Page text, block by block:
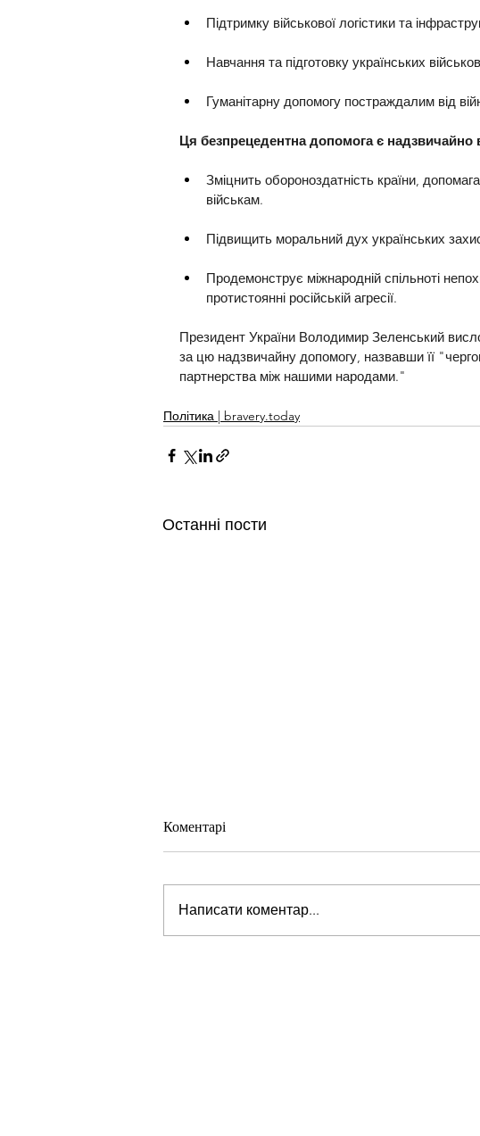
Підтримку військової логістики та
Навчання та підготовку українських
Гуманітарну допомогу постраждалим від
Ця безпрецедентна допомога є
Зміцнить обороноздатність країни,
військам.
Підвищить моральний дух українських
Продемонструє міжнародній спільноті
протистоянні російській агресії.
Президент України Володимир Зеленський
за цю надзвичайну допомогу, назвавши її
партнерства між нашими народами."
Політика | bravery.today
Останні пости
Коментарі
Написати коментар...